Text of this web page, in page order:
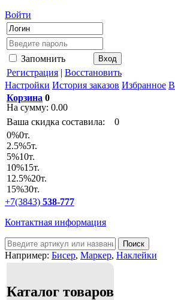
Войти
Запомнить
Регистрация | Восстановить
Настройки История заказов Избранное
Корзина 0
На сумму: 0.00
Ваша скидка составила:
0
0%0т.
2.5%5т.
5%10т.
10%15т.
12.5%20т.
15%30т.
+7(3843) 538-777
Контактная информация
Например: Бисер, Маркер, Наклейки
Каталог товаров